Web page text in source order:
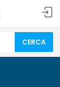
CERCA